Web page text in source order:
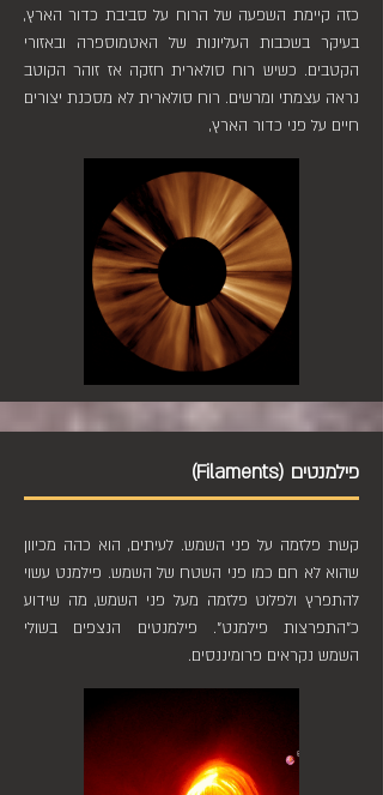
כזה קיימת השפעה של הרוח על סביבת כדור הארץ,
בעיקר בשכבות העליונות של האטמוספרה ובאזורי
הקטבים. כשיש רוח סולארית חזקה אז זוהר הקוטב
נראה עצמתי ומרשים. רוח סולארית לא מסכנת יצורים
חיים על פני כדור הארץ,
פילמנטים (Filaments)
קשת פלזמה על פני השמש. לעיתים, הוא כהה מכיוון
שהוא לא חם כמו פני השטח של השמש. פילמנט עשוי
להתפרץ ולפלוט פלזמה מעל פני השמש, מה שידוע
כ"התפרצות פילמנט". פילמנטים הנצפים בשולי
השמש נקראים פרומיננסים.